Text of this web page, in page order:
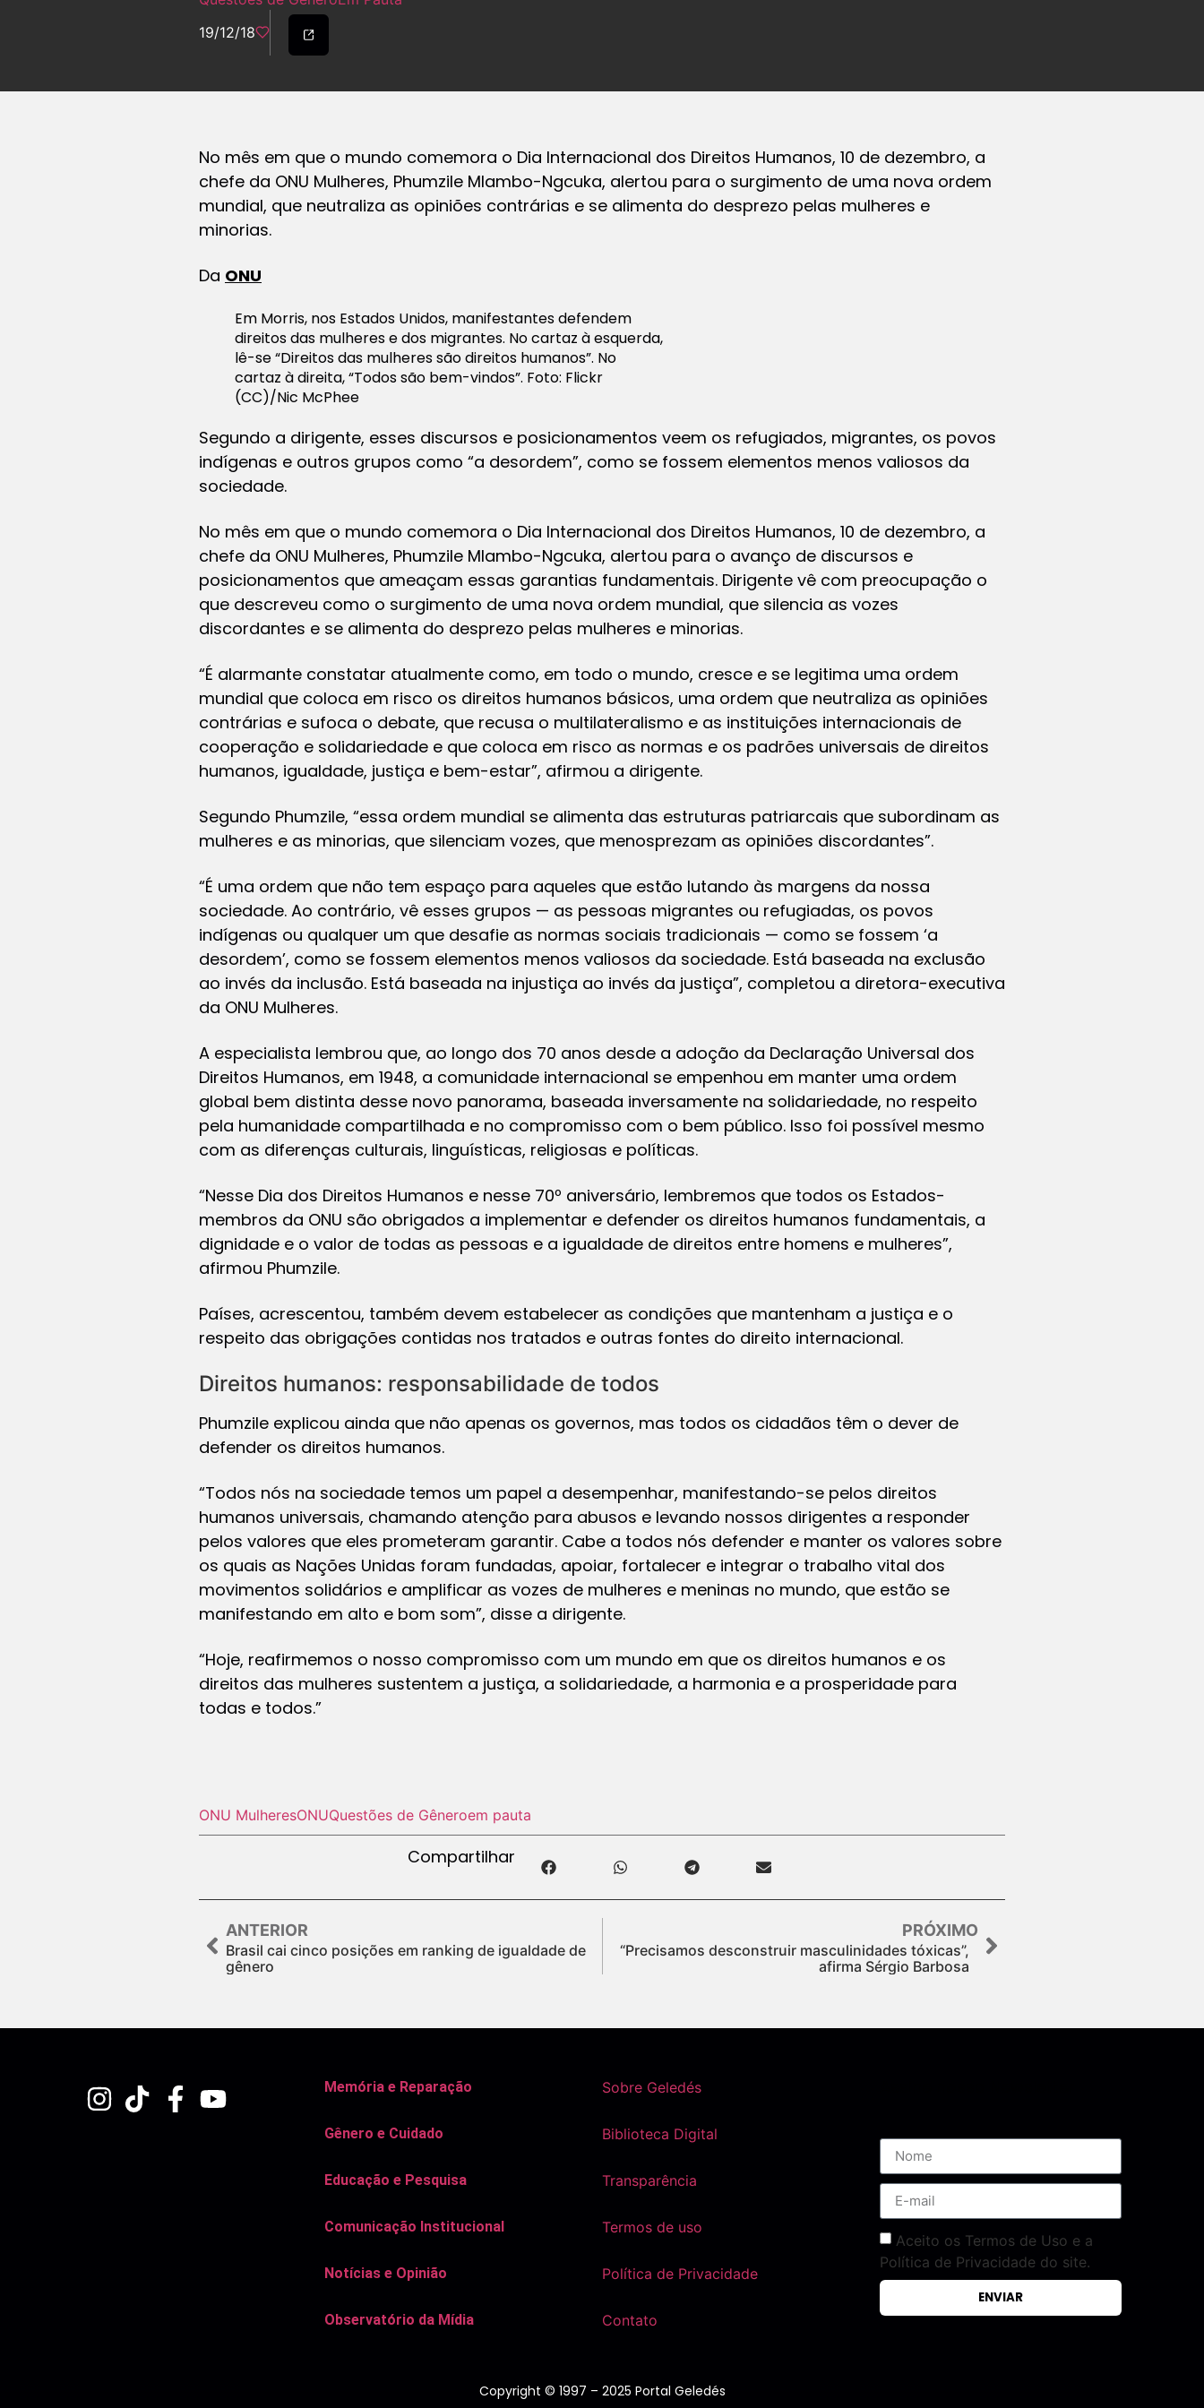
19/12/18
No mês em que o mundo comemora o Dia Internacional dos Direitos Humanos, 10 de dezembro, a
chefe da ONU Mulheres, Phumzile Mlambo-Ngcuka, alertou para o surgimento de uma nova ordem
mundial, que neutraliza as opiniões contrárias e se alimenta do desprezo pelas mulheres e
minorias.
Da ONU
Em Morris, nos Estados Unidos, manifestantes defendem
direitos das mulheres e dos migrantes. No cartaz à esquerda,
lê-se “Direitos das mulheres são direitos humanos”. No
cartaz à direita, “Todos são bem-vindos”. Foto: Flickr
(CC)/Nic McPhee
Segundo a dirigente, esses discursos e posicionamentos veem os refugiados, migrantes, os povos
indígenas e outros grupos como “a desordem”, como se fossem elementos menos valiosos da
sociedade.
No mês em que o mundo comemora o Dia Internacional dos Direitos Humanos, 10 de dezembro, a
chefe da ONU Mulheres, Phumzile Mlambo-Ngcuka, alertou para o avanço de discursos e
posicionamentos que ameaçam essas garantias fundamentais. Dirigente vê com preocupação o
que descreveu como o surgimento de uma nova ordem mundial, que silencia as vozes
discordantes e se alimenta do desprezo pelas mulheres e minorias.
“É alarmante constatar atualmente como, em todo o mundo, cresce e se legitima uma ordem
mundial que coloca em risco os direitos humanos básicos, uma ordem que neutraliza as opiniões
contrárias e sufoca o debate, que recusa o multilateralismo e as instituições internacionais de
cooperação e solidariedade e que coloca em risco as normas e os padrões universais de direitos
humanos, igualdade, justiça e bem-estar”, afirmou a dirigente.
Segundo Phumzile, “essa ordem mundial se alimenta das estruturas patriarcais que subordinam as
mulheres e as minorias, que silenciam vozes, que menosprezam as opiniões discordantes”.
“É uma ordem que não tem espaço para aqueles que estão lutando às margens da nossa
sociedade. Ao contrário, vê esses grupos — as pessoas migrantes ou refugiadas, os povos
indígenas ou qualquer um que desafie as normas sociais tradicionais — como se fossem ‘a
desordem’, como se fossem elementos menos valiosos da sociedade. Está baseada na exclusão
ao invés da inclusão. Está baseada na injustiça ao invés da justiça”, completou a diretora-executiva
da ONU Mulheres.
A especialista lembrou que, ao longo dos 70 anos desde a adoção da Declaração Universal dos
Direitos Humanos, em 1948, a comunidade internacional se empenhou em manter uma ordem
global bem distinta desse novo panorama, baseada inversamente na solidariedade, no respeito
pela humanidade compartilhada e no compromisso com o bem público. Isso foi possível mesmo
com as diferenças culturais, linguísticas, religiosas e políticas.
“Nesse Dia dos Direitos Humanos e nesse 70º aniversário, lembremos que todos os Estados-
membros da ONU são obrigados a implementar e defender os direitos humanos fundamentais, a
dignidade e o valor de todas as pessoas e a igualdade de direitos entre homens e mulheres”,
afirmou Phumzile.
Países, acrescentou, também devem estabelecer as condições que mantenham a justiça e o
respeito das obrigações contidas nos tratados e outras fontes do direito internacional.
Direitos humanos: responsabilidade de todos
Phumzile explicou ainda que não apenas os governos, mas todos os cidadãos têm o dever de
defender os direitos humanos.
“Todos nós na sociedade temos um papel a desempenhar, manifestando-se pelos direitos
humanos universais, chamando atenção para abusos e levando nossos dirigentes a responder
pelos valores que eles prometeram garantir. Cabe a todos nós defender e manter os valores sobre
os quais as Nações Unidas foram fundadas, apoiar, fortalecer e integrar o trabalho vital dos
movimentos solidários e amplificar as vozes de mulheres e meninas no mundo, que estão se
manifestando em alto e bom som”, disse a dirigente.
“Hoje, reafirmemos o nosso compromisso com um mundo em que os direitos humanos e os
direitos das mulheres sustentem a justiça, a solidariedade, a harmonia e a prosperidade para
todas e todos.”
ONU MulheresONUQuestões de Gêneroem pauta
Compartilhar
ANTERIOR
Brasil cai cinco posições em ranking de igualdade de
gênero
PRÓXIMO
“Precisamos desconstruir masculinidades tóxicas”,
afirma Sérgio Barbosa
Memória e Reparação
Gênero e Cuidado
Educação e Pesquisa
Comunicação Institucional
Notícias e Opinião
Observatório da Mídia
Sobre Geledés
Biblioteca Digital
Transparência
Termos de uso
Política de Privacidade
Contato
Aceito os Termos de Uso e a
Política de Privacidade do site.
ENVIAR
Copyright © 1997 – 2025 Portal Geledés